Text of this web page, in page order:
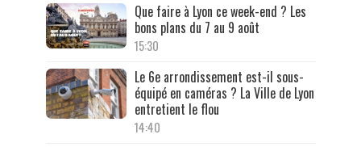
Que faire à Lyon ce week-end ? Les
bons plans du 7 au 9 août
15:30
Le 6e arrondissement est-il sous-
équipé en caméras ? La Ville de Lyon
entretient le flou
14:40